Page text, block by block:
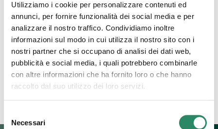
Utilizziamo i cookie per personalizzare contenuti ed
annunci, per fornire funzionalità dei social media e per
analizzare il nostro traffico. Condividiamo inoltre
informazioni sul modo in cui utilizza il nostro sito con i
nostri partner che si occupano di analisi dei dati web,
pubblicità e social media, i quali potrebbero combinarle
con altre informazioni che ha fornito loro o che hanno
raccolto dal suo utilizzo dei loro servizi.
delNecessari
RISPETTO
Credo sia illuminante conoscere l’etimologia dei
termini, perché in essa è racchiuso un significato
profondo che spesso ignoriamo. Ed eccomi qui a
riflettere sull’importanza della parola[…]